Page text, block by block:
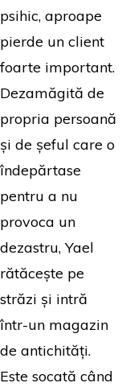
psihic, aproape
pierde un client
foarte important.
Dezamăgită de
propria persoană
și de șeful care o
îndepărtase
pentru a nu
provoca un
dezastru, Yael
rătăcește pe
străzi și intră
într-un magazin
de antichități.
Este socată când